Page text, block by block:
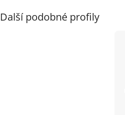
Další podobné profily